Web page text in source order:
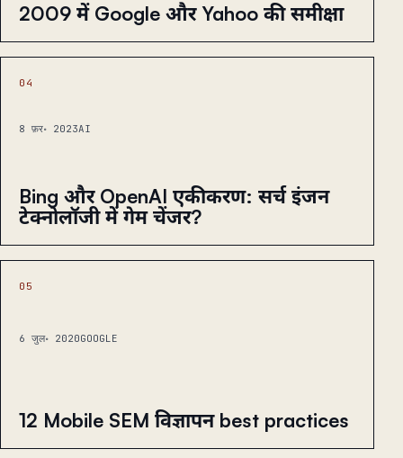
2009 में Google और Yahoo की समीक्षा
04
8 फ़र॰ 2023AI
Bing और OpenAI एकीकरण: सर्च इंजन
टेक्नोलॉजी में गेम चेंजर?
05
6 जुल॰ 2020GOOGLE
12 Mobile SEM विज्ञापन best practices